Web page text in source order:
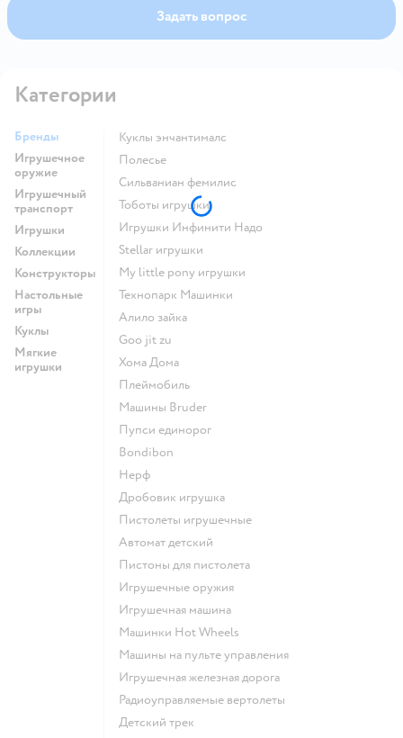
Задать вопрос
Категории
Бренды
Игрушечное
оружие
Игрушечный
транспорт
Игрушки
Коллекции
Конструкторы
Настольные
игры
Куклы
Мягкие
игрушки
Куклы энчантималс
Полесье
Сильваниан фемилис
Тоботы игрушки
Игрушки Инфинити Надо
Stellar игрушки
my little pony игрушки
Технопарк Машинки
Алило зайка
Goo jit zu
Хома Дома
Плеймобиль
Машины Bruder
Пупси единорог
Bondibon
Нерф
Дробовик игрушка
Пистолеты игрушечные
Автомат детский
Пистоны для пистолета
Игрушечные оружия
Игрушечная машина
Машинки Hot Wheels
Машины на пульте управления
Игрушечная железная дорога
Радиоуправляемые вертолеты
Детский трек